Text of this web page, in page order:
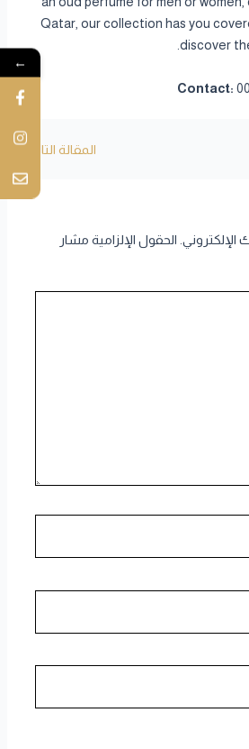
Qatar, our collection has you
discover
المقالة التالية←
الإلكتروني. الحقول الإلزامية مشار
←